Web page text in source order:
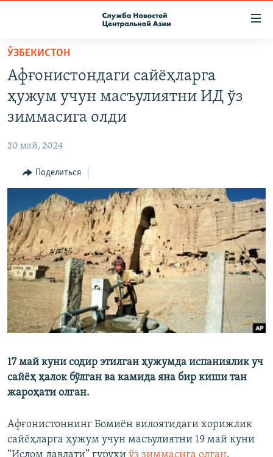
Вернуться
основному
содержанию
Вернутся
главной
Вернутся
О ПРОЕКТЕ
ПОДПИСКА
КОНТАКТЫ
НАСТОЯЩЕЕ ВРЕМЯ
МИГРАНТ МЕДИА
ӮЗБЕКИСТОН
Афғонистондаги сайёҳларга
ҳужум учун масъулиятни ИД ўз
зиммасига олди
20 май, 2024
Поделиться
17 май куни содир этилган ҳужумда испаниялик уч
сайёҳ ҳалок бўлган ва камида яна бир киши тан
жароҳати олган.
Афғонистоннинг Бомиён вилоятидаги хорижлик
сайёҳларга ҳужум учун масъулиятни 19 май куни